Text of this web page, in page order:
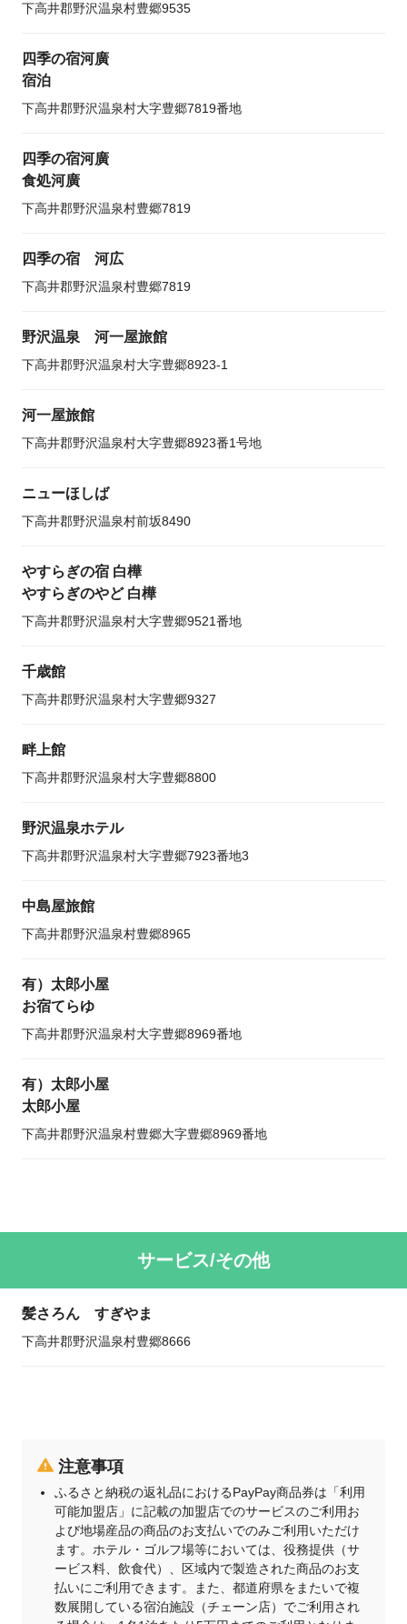
下高井郡野沢温泉村豊郷9535
四季の宿河廣
宿泊
下高井郡野沢温泉村大字豊郷7819番地
四季の宿河廣
食処河廣
下高井郡野沢温泉村豊郷7819
四季の宿 河広
下高井郡野沢温泉村豊郷7819
野沢温泉 河一屋旅館
下高井郡野沢温泉村大字豊郷8923-1
河一屋旅館
下高井郡野沢温泉村大字豊郷8923番1号地
ニューほしば
下高井郡野沢温泉村前坂8490
やすらぎの宿 白樺
やすらぎのやど 白樺
下高井郡野沢温泉村大字豊郷9521番地
千歳館
下高井郡野沢温泉村大字豊郷9327
畔上館
下高井郡野沢温泉村大字豊郷8800
野沢温泉ホテル
下高井郡野沢温泉村大字豊郷7923番地3
中島屋旅館
下高井郡野沢温泉村豊郷8965
有）太郎小屋
お宿てらゆ
下高井郡野沢温泉村大字豊郷8969番地
有）太郎小屋
太郎小屋
下高井郡野沢温泉村豊郷大字豊郷8969番地
サービス/その他
髪さろん すぎやま
下高井郡野沢温泉村豊郷8666
注意事項
ふるさと納税の返礼品におけるPayPay商品券は「利用
可能加盟店」に記載の加盟店でのサービスのご利用お
よび地場産品の商品のお支払いでのみご利用いただけ
ます。ホテル・ゴルフ場等においては、役務提供（サ
ービス料、飲食代）、区域内で製造された商品のお支
払いにご利用できます。また、都道府県をまたいで複
数展開している宿泊施設（チェーン店）でご利用され